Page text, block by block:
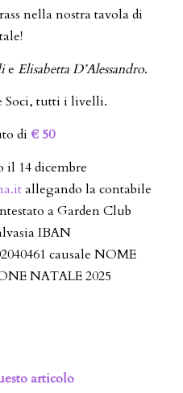
nella nostra tavola di
eElisabetta D’Alessandro.
Soci, tutti i livelli.
di € 50
il 14 dicembre
allegando la contabile
a Garden Club
IBAN
causale NOME
NATALE 2025
articolo